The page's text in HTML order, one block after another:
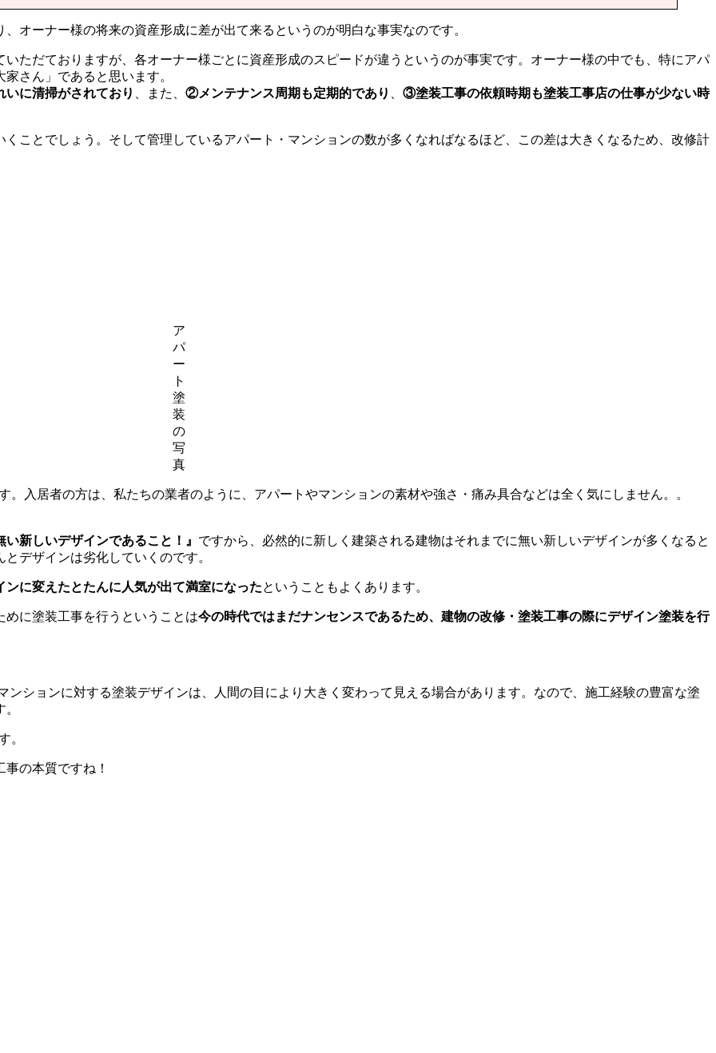
ーナー様の将来の資産形成に差が出て来るというのが明白な事実なのです。
だておりますが、各オーナー様ごとに資産形成のスピードが違うというのが事実です。オーナー様の中でも、特にアパ
さん」であると思います。
に清掃がされており
、また、 ②メンテナンス周期も定期的であり ③塗装工事の依頼時期も塗装工事店の仕事が少ない時
とでしょう。そして管理しているアパート・マンションの数が多くなればなるほど、この差は大きくなるため、改修計
ア
パ
ー
ト
塗
装
の
写
真
。入居者の方は、私たちの業者のように、アパートやマンションの素材や強さ・痛み具合などは全く気にしません。。
新しいデザインであること！』 ですから、必然的に新しく建築される建物はそれまでに無い新しいデザインが多くなると
デザインは劣化していくのです。
に変えたとたんに人気が出て満室になったということもよくあります。
に塗装工事を行うということは今の時代ではまだナンセンスであるため、建物の改修・塗装工事の際にデザイン塗装を行
ションに対する塗装デザインは、人間の目により大きく変わって見える場合があります。なので、施工経験の豊富な塗
。
の本質ですね！